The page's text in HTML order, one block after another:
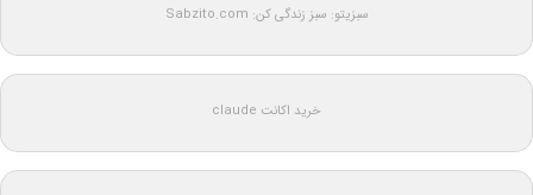
سبزیتو: سبز زندگی کن: Sabzito.com
خرید اکانت claude